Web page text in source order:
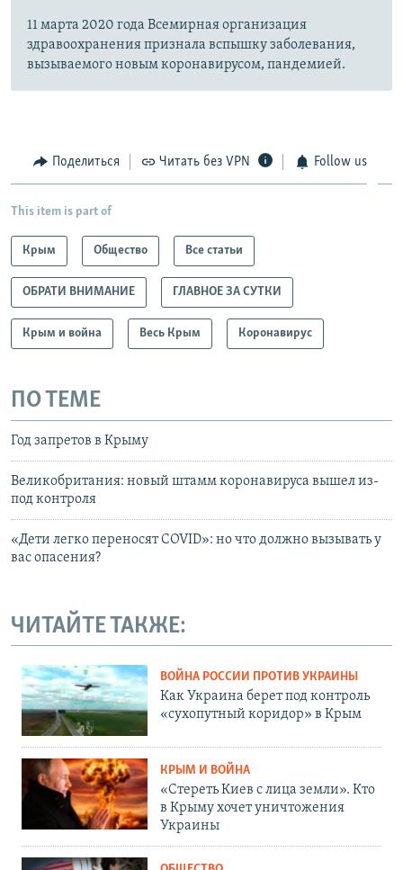
11 марта 2020 года Всемирная организация
здравоохранения признала вспышку заболевания,
вызываемого новым коронавирусом, пандемией.
Поделиться Читать без VPN Follow us
This item is part of
Крым Общество Все статьи
ОБРАТИ ВНИМАНИЕ ГЛАВНОЕ ЗА СУТКИ
Крым и война Весь Крым Коронавирус
ПО ТЕМЕ
Год запретов в Крыму
Великобритания: новый штамм коронавируса вышел из-
под контроля
«Дети легко переносят COVID»: но что должно вызывать у
вас опасения?
ЧИТАЙТЕ ТАКЖЕ:
ВОЙНА РОССИИ ПРОТИВ УКРАИНЫ
Как Украина берет под контроль
«сухопутный коридор» в Крым
КРЫМ И ВОЙНА
«Стереть Киев с лица земли». Кто
в Крыму хочет уничтожения
Украины